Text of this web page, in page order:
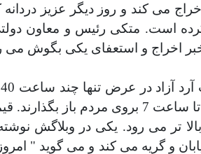
می کند و روز ديگر عزيز دردانه
است. متکی رئيس و معاون
اخراج و استعفای يکی بگوش می
تر می رود. يکی در وبلاگش
و گريه می کند و می گويد "